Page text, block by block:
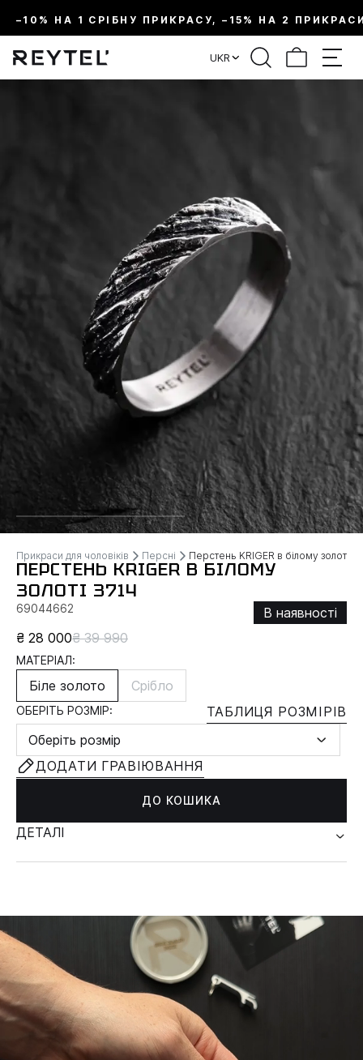
–10% НА 1 СРІБНУ ПРИКРАСУ, –15% НА 2
UKR
Прикраси для чоловіків Персні Перстень KRIGER в білому золоті
ПЕРСТЕНЬ KRIGER В БІЛОМУ
ЗОЛОТІ 3714
69044662
В наявності
₴ 28 000₴ 39 990
МАТЕРІАЛ:
Біле золото Срібло
ОБЕРІТЬ РОЗМІР:
ТАБЛИЦЯ РОЗМІРІВ
Оберіть розмір
ДОДАТИ ГРАВІЮВАННЯ
ДО КОШИКА
ДЕТАЛІ